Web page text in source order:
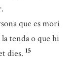
que es mori
tenda o que hi
dies. 15